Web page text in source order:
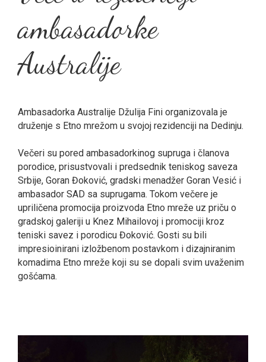
ambasadorke
Australije
Ambasadorka Australije Džulija Fini organizovala je
druženje s Etno mrežom u svojoj rezidenciji na Dedinju.
Večeri su pored ambasadorkinog supruga i članova
porodice, prisustvovali i predsednik teniskog saveza
Srbije, Goran Đoković, gradski menadžer Goran Vesić i
ambasador SAD sa suprugama. Tokom večere je
upriličena promocija proizvoda Etno mreže uz priču o
gradskoj galeriji u Knez Mihailovoj i promociji kroz
teniski savez i porodicu Đoković. Gosti su bili
impresioinirani izložbenom postavkom i dizajniranim
komadima Etno mreže koji su se dopali svim uvaženim
gošćama.